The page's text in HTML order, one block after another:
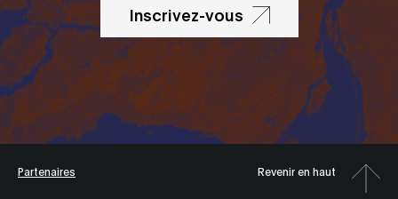
Inscrivez-vous
Partenaires Revenir en haut